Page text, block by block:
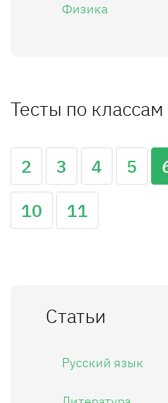
Физика
Тесты по классам
2 3 4 5
10
11
Статьи
Русский язык